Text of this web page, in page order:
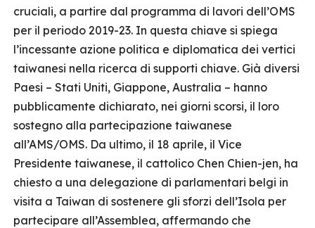
cruciali, a partire dal programma di lavori dell’OMS
per il periodo 2019-23. In questa chiave si spiega
l’incessante azione politica e diplomatica dei vertici
taiwanesi nella ricerca di supporti chiave. Già diversi
Paesi – Stati Uniti, Giappone, Australia – hanno
pubblicamente dichiarato, nei giorni scorsi, il loro
sostegno alla partecipazione taiwanese
all’AMS/OMS. Da ultimo, il 18 aprile, il Vice
Presidente taiwanese, il cattolico Chen Chien-jen, ha
chiesto a una delegazione di parlamentari belgi in
visita a Taiwan di sostenere gli sforzi dell’Isola per
partecipare all’Assemblea, affermando che